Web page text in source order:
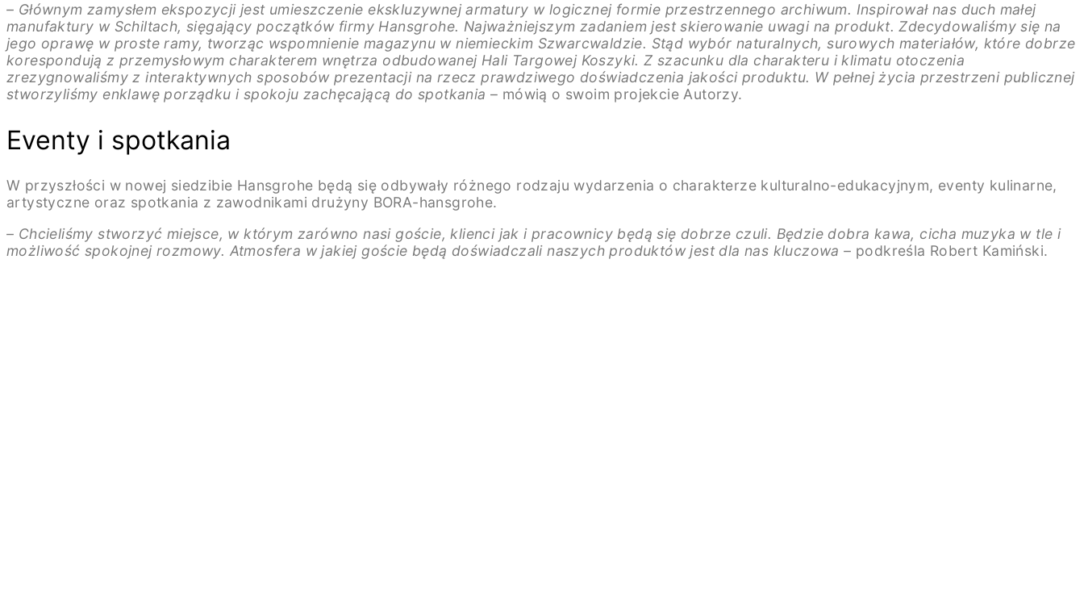
– Głównym zamysłem ekspozycji jest umieszczenie ekskluzywnej armatury w logicznej formie przestrzennego archiwum. Inspirował nas duch małej
manufaktury w Schiltach, sięgający początków firmy Hansgrohe. Najważniejszym zadaniem jest skierowanie uwagi na produkt. Zdecydowaliśmy się na
jego oprawę w proste ramy, tworząc wspomnienie magazynu w niemieckim Szwarcwaldzie. Stąd wybór naturalnych, surowych materiałów, które dobrze
korespondują z przemysłowym charakterem wnętrza odbudowanej Hali Targowej Koszyki. Z szacunku dla charakteru i klimatu otoczenia
zrezygnowaliśmy z interaktywnych sposobów prezentacji na rzecz prawdziwego doświadczenia jakości produktu. W pełnej życia przestrzeni publicznej
stworzyliśmy enklawę porządku i spokoju zachęcającą do spotkania – mówią o swoim projekcie Autorzy.
Eventy i spotkania
W przyszłości w nowej siedzibie Hansgrohe będą się odbywały różnego rodzaju wydarzenia o charakterze kulturalno-edukacyjnym, eventy kulinarne,
artystyczne oraz spotkania z zawodnikami drużyny BORA-hansgrohe.
– Chcieliśmy stworzyć miejsce, w którym zarówno nasi goście, klienci jak i pracownicy będą się dobrze czuli. Będzie dobra kawa, cicha muzyka w tle i
możliwość spokojnej rozmowy. Atmosfera w jakiej goście będą doświadczali naszych produktów jest dla nas kluczowa – podkreśla Robert Kamiński.